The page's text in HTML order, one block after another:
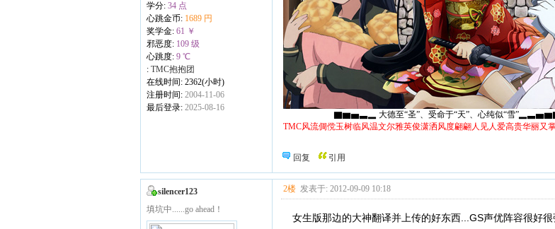
学分: 34 点
心跳金币: 1689 円
奖学金: 61 ￥
邪恶度: 109 级
心跳度: 9 ℃
: TMC抱抱团
在线时间: 2362(小时)
注册时间: 2004-11-06
最后登录: 2025-08-16
▇▆▅▃▂ 大德至“圣”、受命于“天”、心纯似“雪
TMC风流倜傥玉树临风温文尔雅英俊潇洒风度翩翩人见人爱高贵华丽又
回复 引用
silencer123
填坑中......go ahead！
2楼 发表于: 2012-09-09 10:18
女生版那边的大神翻译并上传的好东西...GS声优阵容很好